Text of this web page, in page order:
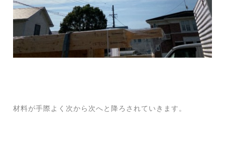
材料が手際よく次から次へと降ろされていきます。